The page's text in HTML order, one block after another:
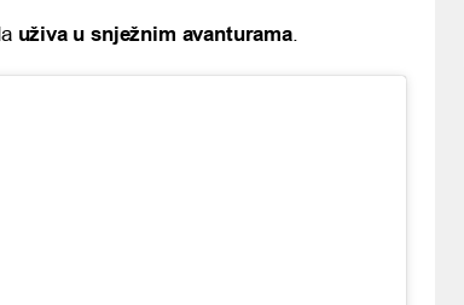
uživa u snježnim avanturama.